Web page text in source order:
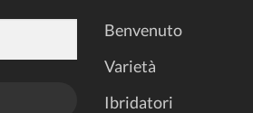
Benvenuto
Varietà
Ibridatori